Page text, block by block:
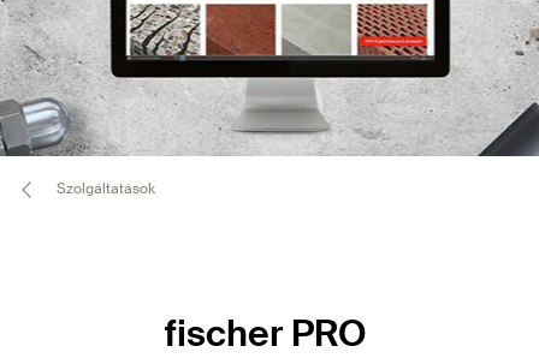
Szolgáltatások
fischer PRO